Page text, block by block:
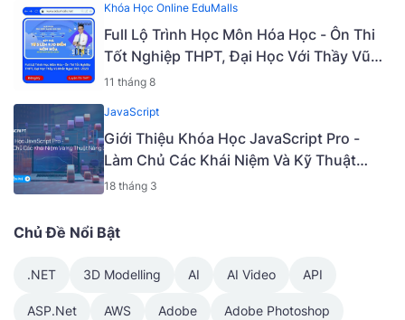
Khóa Học Online EduMalls
Full Lộ Trình Học Môn Hóa Học - Ôn Thi
Tốt Nghiệp THPT, Đại Học Với Thầy Vũ
Khắc Ngọc 2K5 - 2023 | Mã: 9009
11 tháng 8
JavaScript
Giới Thiệu Khóa Học JavaScript Pro -
Làm Chủ Các Khái Niệm Và Kỹ Thuật
Nâng Cao [Mã - 6919 A]
18 tháng 3
Chủ Đề Nổi Bật
.NET 3D Modelling AI AI Video API
ASP.Net AWS Adobe Adobe Photoshop